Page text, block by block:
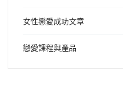
女性戀愛成功文章
戀愛課程與產品